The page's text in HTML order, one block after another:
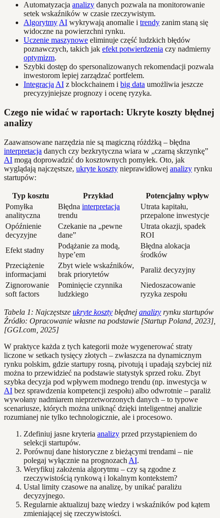
Automatyzacja analizy danych pozwala na monitorowanie
setek wskaźników w czasie rzeczywistym.
Algorytmy AI wykrywają anomalie i trendy zanim staną się
widoczne na powierzchni rynku.
Uczenie maszynowe eliminuje część ludzkich błędów
poznawczych, takich jak efekt potwierdzenia czy nadmierny
optymizm.
Szybki dostęp do spersonalizowanych rekomendacji pozwala
inwestorom lepiej zarządzać portfelem.
Integracja AI z blockchainem i big data umożliwia jeszcze
precyzyjniejsze prognozy i ocenę ryzyka.
Czego nie widać w raportach: Ukryte koszty błędnej
analizy
Zaawansowane narzędzia nie są magiczną różdżką – błędna
interpretacja danych czy bezkrytyczna wiara w „czarną skrzynkę”
AI mogą doprowadzić do kosztownych pomyłek. Oto, jak
wyglądają najczęstsze, ukryte koszty nieprawidłowej analizy rynku
startupów:
Typ kosztu Przykład
Potencjalny wpływ
Pomyłka
analityczna
Błędna interpretacja
trendu
Utrata kapitału,
przepalone inwestycje
Opóźnienie
decyzyjne
Czekanie na „pewne
dane”
Utrata okazji, spadek
ROI
Efekt stadny
Podążanie za modą,
hype’em
Błędna alokacja
środków
Przeciążenie
informacjami
Zbyt wiele wskaźników,
brak priorytetów
Paraliż decyzyjny
Zignorowanie
soft factors
Pominięcie czynnika
ludzkiego
Niedoszacowanie
ryzyka zespołu
Tabela 1: Najczęstsze ukryte koszty błędnej analizy rynku startupów
Źródło: Opracowanie własne na podstawie [Startup Poland, 2023],
[GGI.com, 2025]
W praktyce każda z tych kategorii może wygenerować straty
liczone w setkach tysięcy złotych – zwłaszcza na dynamicznym
rynku polskim, gdzie startupy rosną, pivotują i upadają szybciej niż
można to przewidzieć na podstawie statystyk sprzed roku. Zbyt
szybka decyzja pod wpływem modnego trendu (np. inwestycja w
AI bez sprawdzenia kompetencji zespołu) albo odwrotnie – paraliż
wywołany nadmiarem nieprzetworzonych danych – to typowe
scenariusze, których można uniknąć dzięki inteligentnej analizie
rozumianej nie tylko technologicznie, ale i procesowo.
Zdefiniuj jasne kryteria analizy przed przystąpieniem do
selekcji startupów.
Porównuj dane historyczne z bieżącymi trendami – nie
polegaj wyłącznie na prognozach AI.
Weryfikuj założenia algorytmu – czy są zgodne z
rzeczywistością rynkową i lokalnym kontekstem?
Ustal limity czasowe na analizę, by unikać paraliżu
decyzyjnego.
Regularnie aktualizuj bazę wiedzy i wskaźników pod kątem
zmieniającej się rzeczywistości.